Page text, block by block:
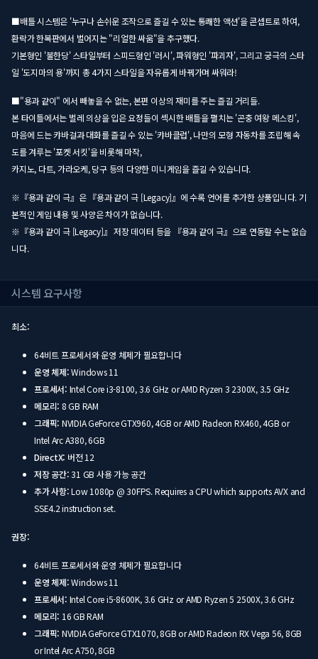
■배틀 시스템은 '누구나 손쉬운 조작으로 즐길 수 있는 통쾌한 액션'을 콘셉트로 하여,
환락가 한복판에서 벌어지는 "리얼한 싸움"을 추구했다.
기본형인 '불한당' 스타일부터 스피드형인 '러시', 파워형인 '파괴자', 그리고 궁극의 스타
일 '도지마의 용'까지 총 4가지 스타일을 자유롭게 바꿔가며 싸워라!
■"용과 같이" 에서 빼놓을 수 없는, 본편 이상의 재미를 주는 즐길 거리들.
본 타이틀에서는 벌레 의상을 입은 요정들이 섹시한 배틀을 펼치는 '곤충 여왕 메스킹',
마음에 드는 캬바걸과 대화를 즐길 수 있는 '캬바클럽', 나만의 모형 자동차를 조립해 속
도를 겨루는 '포켓 서킷'을 비롯해 마작,
카지노, 다트, 가라오케, 당구 등의 다양한 미니게임을 즐길 수 있습니다.
※『용과 같이 극』은 『용과 같이 극 [Legacy]』에 수록 언어를 추가한 상품입니다. 기
본적인 게임 내용 및 사양은 차이가 없습니다.
※『용과 같이 극 [Legacy]』 저장 데이터 등을 『용과 같이 극』으로 연동할 수는 없습
니다.
시스템 요구사항
최소:
64비트 프로세서와 운영 체제가 필요합니다
운영 체제:Windows 11
프로세서: Intel Core i3-8100, 3.6 GHz or AMD Ryzen 3 2300X, 3.5 GHz
메모리: 8 GB RAM
그래픽: NVIDIA GeForce GTX960, 4GB or AMD Radeon RX460, 4GB or
Intel Arc A380, 6GB
DirectX: 버전 12
저장 공간:31 GB 사용 가능 공간
추가 사항:Low 1080p @ 30FPS. Requires a CPU which supports AVX and
SSE4.2 instruction set.
권장:
64비트 프로세서와 운영 체제가 필요합니다
운영 체제:Windows 11
프로세서: Intel Core i5-8600K, 3.6 GHz or AMD Ryzen 5 2500X, 3.6 GHz
메모리: 16 GB RAM
그래픽: NVIDIA GeForce GTX1070, 8GB or AMD Radeon RX Vega 56, 8GB
or Intel Arc A750, 8GB